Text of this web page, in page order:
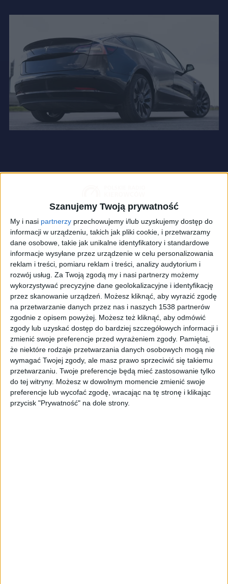
Szanujemy Twoją prywatność
My i nasi partnerzy przechowujemy i/lub uzyskujemy dostęp do
informacji w urządzeniu, takich jak pliki cookie, i przetwarzamy
dane osobowe, takie jak unikalne identyfikatory i standardowe
informacje wysyłane przez urządzenie w celu personalizowania
reklam i treści, pomiaru reklam i treści, analizy audytorium i
rozwój usług. Za Twoją zgodą my i nasi partnerzy możemy
wykorzystywać precyzyjne dane geolokalizacyjne i identyfikację
przez skanowanie urządzeń. Możesz kliknąć, aby wyrazić zgodę
na przetwarzanie danych przez nas i naszych 1538 partnerów
zgodnie z opisem powyżej. Możesz też kliknąć, aby odmówić
zgody lub uzyskać dostęp do bardziej szczegółowych informacji i
zmienić swoje preferencje przed wyrażeniem zgody. Pamiętaj,
że niektóre rodzaje przetwarzania danych osobowych mogą nie
wymagać Twojej zgody, ale masz prawo sprzeciwić się takiemu
przetwarzaniu. Twoje preferencje będą mieć zastosowanie tylko
do tej witryny. Możesz w dowolnym momencie zmienić swoje
preferencje lub wycofać zgodę, wracając na tę stronę i klikając
przycisk "Prywatność" na dole strony.
zdj. ilustracyjneFoto:Shutterstock
W kwietniu w Norwegii zarejestrowano 379 nowych
samochodów Tesli. To o 61 proc. mniej niż w tym
samym okresie rok temu. Spadek jest jeszcze
wyraźniejszy w porównaniu z marcem 2026 r., gdy
zarejestrowano ponad 6,1 tys. nowych Tesli, a udział
tej marki w rynku wyniósł 34,8 proc.